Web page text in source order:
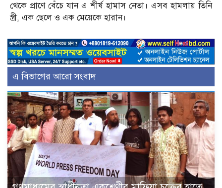
থেকে প্রাণে বেঁচে যান এ শীর্ষ হামাস নেতা। এসব হামলায় তিনি
স্ত্রী, এক ছেলে ও এক মেয়েকে হারান।
এ বিভাগের আরো সংবাদ